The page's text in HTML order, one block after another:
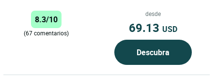
ofrece a sus huéspedes una
8.3/10
(67 comentarios)
desde
69.13 USD
Descubra